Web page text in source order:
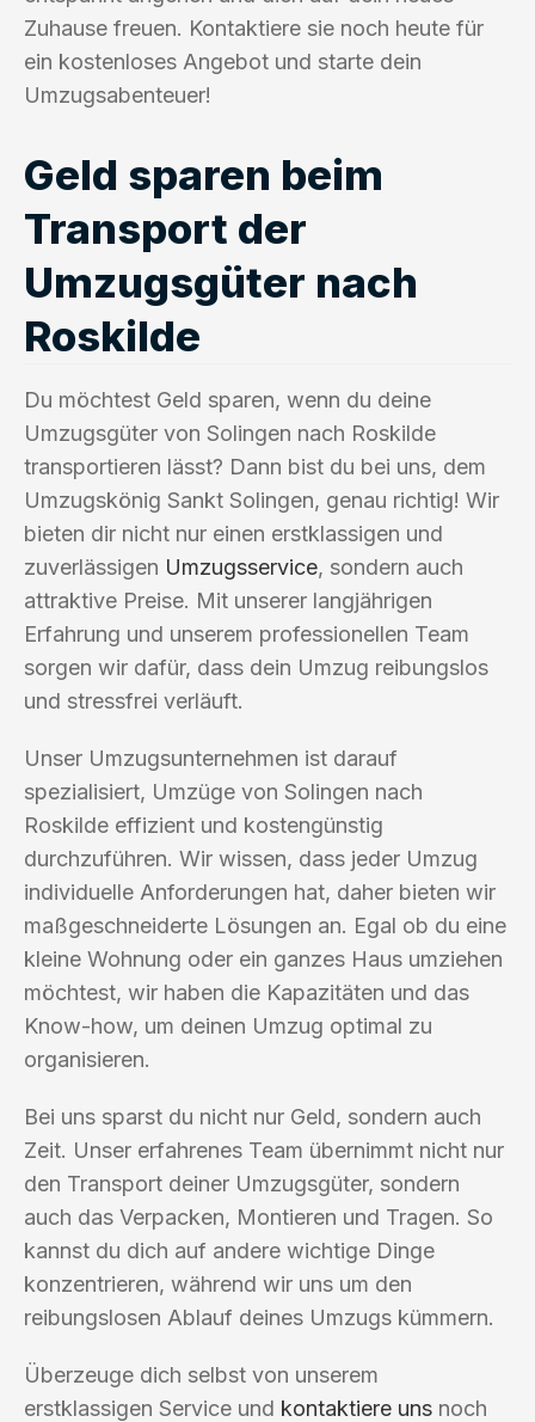
Zuhause freuen. Kontaktiere sie noch heute für
ein kostenloses Angebot und starte dein
Umzugsabenteuer!
Geld sparen beim
Transport der
Umzugsgüter nach
Roskilde
Du möchtest Geld sparen, wenn du deine
Umzugsgüter von Solingen nach Roskilde
transportieren lässt? Dann bist du bei uns, dem
Umzugskönig Sankt Solingen, genau richtig! Wir
bieten dir nicht nur einen erstklassigen und
zuverlässigen Umzugsservice, sondern auch
attraktive Preise. Mit unserer langjährigen
Erfahrung und unserem professionellen Team
sorgen wir dafür, dass dein Umzug reibungslos
und stressfrei verläuft.
Unser Umzugsunternehmen ist darauf
spezialisiert, Umzüge von Solingen nach
Roskilde effizient und kostengünstig
durchzuführen. Wir wissen, dass jeder Umzug
individuelle Anforderungen hat, daher bieten wir
maßgeschneiderte Lösungen an. Egal ob du eine
kleine Wohnung oder ein ganzes Haus umziehen
möchtest, wir haben die Kapazitäten und das
Know-how, um deinen Umzug optimal zu
organisieren.
Bei uns sparst du nicht nur Geld, sondern auch
Zeit. Unser erfahrenes Team übernimmt nicht nur
den Transport deiner Umzugsgüter, sondern
auch das Verpacken, Montieren und Tragen. So
kannst du dich auf andere wichtige Dinge
konzentrieren, während wir uns um den
reibungslosen Ablauf deines Umzugs kümmern.
Überzeuge dich selbst von unserem
erstklassigen Service und kontaktiere uns noch